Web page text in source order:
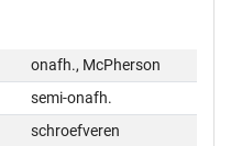
onafh., McPherson
semi-onafh.
schroefveren